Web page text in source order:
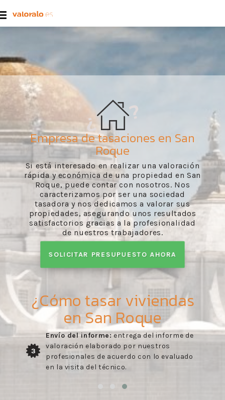
Empresa de tasaciones en San
Roque
Si está interesado en realizar una valoración
rápida y económica de una propiedad en San
Roque, puede contar con nosotros. Nos
caracterizamos por ser una sociedad
tasadora y nos dedicamos a valorar sus
propiedades, asegurando unos resultados
satisfactorios gracias a la profesionalidad
de nuestros trabajadores.
SOLICITAR PRESUPUESTO AHORA
¿Cómo tasar viviendas
en San Roque
3
Envío del informe:entrega del informe de
valoración elaborado por nuestros
profesionales de acuerdo con lo evaluado
en la visita del técnico.